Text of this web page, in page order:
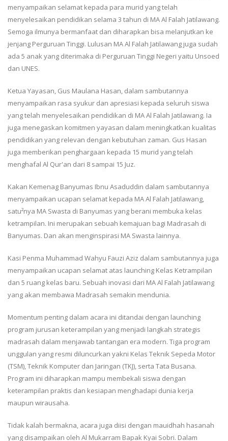
menyampaikan selamat kepada para murid yang telah
menyelesaikan pendidikan selama 3 tahun di MA Al Falah Jatilawang.
Semoga ilmunya bermanfaat dan diharapkan bisa melanjutkan ke
jenjang Perguruan Tinggi. Lulusan MA Al Falah Jatilawang juga sudah
ada 5 anak yang diterimaka di Perguruan Tinggi Negeri yaitu Unsoed
dan UNES.
Ketua Yayasan, Gus Maulana Hasan, dalam sambutannya
menyampaikan rasa syukur dan apresiasi kepada seluruh siswa
yang telah menyelesaikan pendidikan di MA Al Falah Jatilawang. Ia
juga menegaskan komitmen yayasan dalam meningkatkan kualitas
pendidikan yang relevan dengan kebutuhan zaman. Gus Hasan
juga memberikan penghargaan kepada 15 murid yang telah
menghafal Al Qur'an dari 8 sampai 15 Juz.
Kakan Kemenag Banyumas Ibnu Asaduddin dalam sambutannya
menyampaikan ucapan selamat kepada MA Al Falah Jatilawang,
satu²nya MA Swasta di Banyumas yang berani membuka kelas
ketrampilan. Ini merupakan sebuah kemajuan bagi Madrasah di
Banyumas. Dan akan menginspirasi MA Swasta lainnya.
Kasi Penma Muhammad Wahyu Fauzi Aziz dalam sambutannya juga
menyampaikan ucapan selamat atas launching Kelas Ketrampilan
dan 5 ruang kelas baru. Sebuah inovasi dari MA Al Falah Jatilawang
yang akan membawa Madrasah semakin mendunia.
Momentum penting dalam acara ini ditandai dengan launching
program jurusan keterampilan yang menjadi langkah strategis
madrasah dalam menjawab tantangan era modern. Tiga program
unggulan yang resmi diluncurkan yakni Kelas Teknik Sepeda Motor
(TSM), Teknik Komputer dan Jaringan (TKJ), serta Tata Busana.
Program ini diharapkan mampu membekali siswa dengan
keterampilan praktis dan kesiapan menghadapi dunia kerja
maupun wirausaha.
Tidak kalah bermakna, acara juga diisi dengan mauidhah hasanah
yang disampaikan oleh Al Mukarram Bapak Kyai Sobri. Dalam